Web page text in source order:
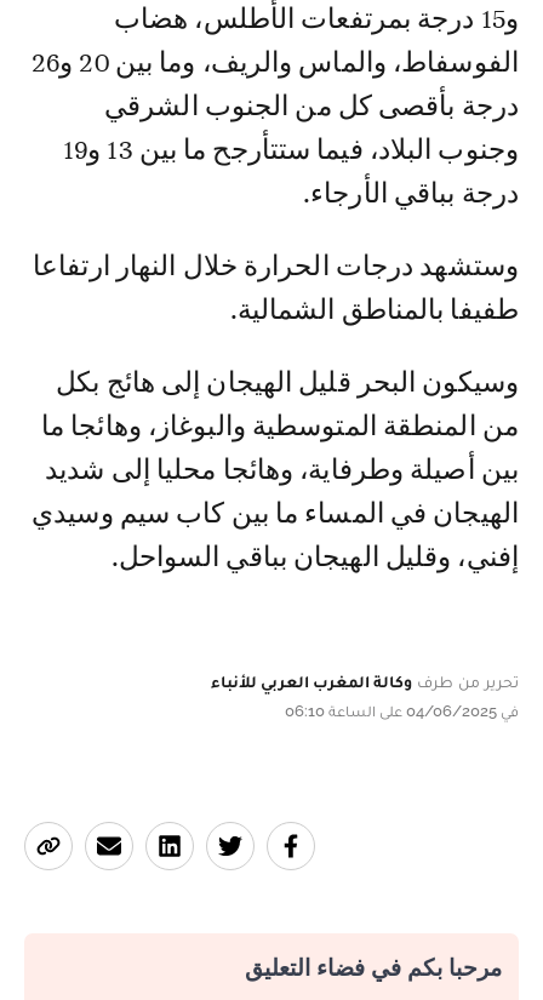
و15 درجة بمرتفعات الأطلس، هضاب
الفوسفاط، والماس والريف، وما بين 20 و26
درجة بأقصى كل من الجنوب الشرقي
وجنوب البلاد، فيما ستتأرجح ما بين 13 و19
درجة بباقي الأرجاء.
وستشهد درجات الحرارة خلال النهار ارتفاعا
طفيفا بالمناطق الشمالية.
وسيكون البحر قليل الهيجان إلى هائج بكل
من المنطقة المتوسطية والبوغاز، وهائجا ما
بين أصيلة وطرفاية، وهائجا محليا إلى شديد
الهيجان في المساء ما بين كاب سيم وسيدي
إفني، وقليل الهيجان بباقي السواحل.
تحرير من طرف وكالة المغرب العربي للأنباء
في 04/06/2025 على الساعة 06:10
مرحبا بكم في فضاء التعليق